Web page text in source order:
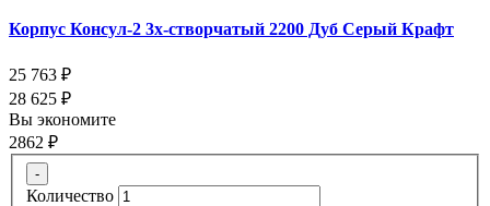
Корпус Консул-2 3х-створчатый 2200 Дуб Серый Крафт
25 763 ₽
28 625 ₽
Вы экономите
2862 ₽
-
Количество